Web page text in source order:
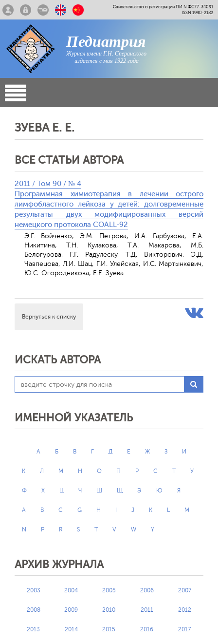
Свидетельство о регистрации ПИ N ФС77-34091
ISSN 1990-2182
Педиатрия
Журнал имени Г.Н. Сперанского
издается с мая 1922 года
ЗУЕВА Е. Е.
ВСЕ СТАТЬИ АВТОРА
2011 / Том 90 / № 4
Программная химиотерапия в лечении острого
лимфобластного лейкоза у детей: долговременные
результаты двух модифицированных версий
немецкого протокола COALL-92
Э.Г. Бойченко, Э.М. Петрова, И.А. Гарбузова, Е.А.
Никитина, Т.Н. Кулакова, Т.А. Макарова, М.Б.
Белогурова, Г.Г. Радулеску, Т.Д. Викторович, Э.Д.
Чавпецова, Л.И. Шац, Г.И. Улейская, И.С. Мартынкевич,
Ю.С. Огородникова, Е.Е. Зуева
Вернуться к списку
ИСКАТЬ АВТОРА
ИМЕННОЙ УКАЗАТЕЛЬ
А Б В Г Д Е Ж З И
К Л М Н О П Р С Т У
Ф Х Ц Ч Ш Щ Э Ю Я
A B C G H J K L M
N P R S T V W Y
АРХИВ ЖУРНАЛА
2003 2004 2005 2006 2007
2008 2009 2010 2011 2012
2013 2014 2015 2016 2017